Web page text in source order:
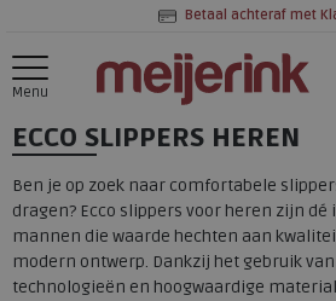
Betaal achteraf met
Menu
ECCO SLIPPERS HEREN
Ben je op zoek naar comfortabele
dragen? Ecco slippers voor heren zijn dé
mannen die waarde hechten aan
modern ontwerp. Dankzij het gebruik
technologieën en hoogwaardige